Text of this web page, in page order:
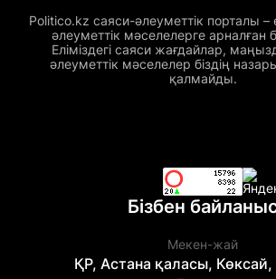
Politico.kz саяси-әлеуметтік порталы –
әлеуметтік мәселелерге арналған
Еліміздегі саяси жағдайлар,
әлеуметтік мәселелер біздің
қалмайды.
Бізбен
Мекен-жай
ҚР, Астана қаласы,